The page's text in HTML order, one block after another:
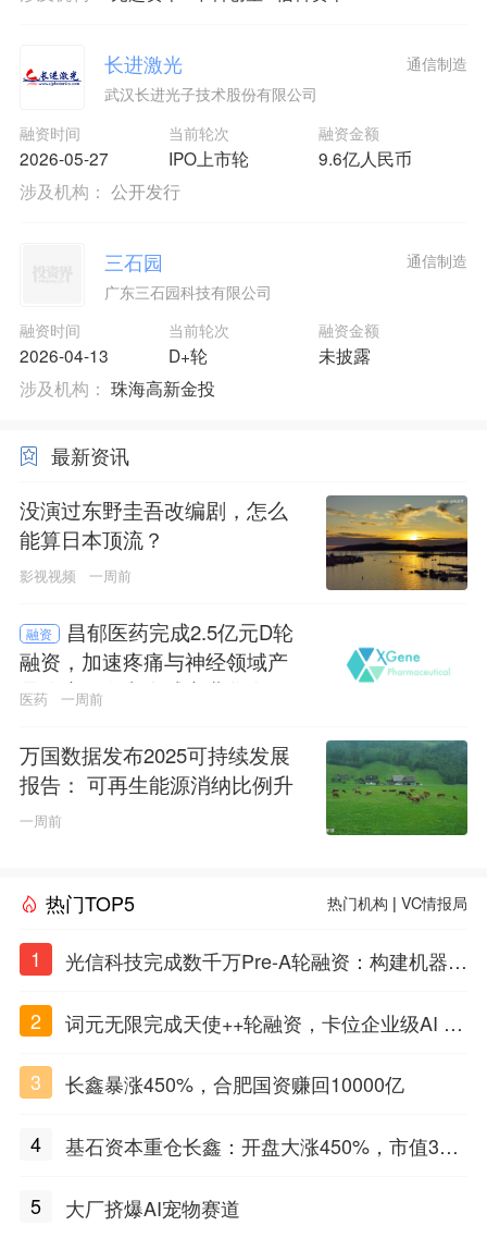
长进激光
武汉长进光子技术股份有限公司
融资时间
2026-05-27
当前轮次
IPO上市轮
融资金额
9.6亿人民币
通信制造
涉及机构： 公开发行
三石园
广东三石园科技有限公司
融资时间
2026-04-13
当前轮次
D+轮
融资金额
未披露
通信制造
涉及机构： 珠海高新金投
最新资讯
没演过东野圭吾改编剧，怎么
能算日本顶流？
影视视频 一周前
融资
昌郁医药完成2.5亿元D轮
融资，加速疼痛与神经领域产
品临床开发和全球商业化布局
医药 一周前
万国数据发布2025可持续发展
报告： 可再生能源消纳比例升
至60%，以绿色算力底座驱动AI
一周前
热门TOP5 热门机构 |VC情报局
1
光信科技完成数千万Pre-A轮融资：构建机器理
知闭环
2
词元无限完成天使++轮融资，卡位企业级AI Ag
3
长鑫暴涨450%，合肥国资赚回10000亿
4
基石资本重仓长鑫：开盘大涨450%，市值3万
5
大厂挤爆AI宠物赛道